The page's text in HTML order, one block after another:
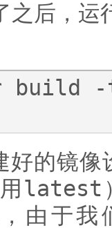
之后，运
好的镜像
latest
由于